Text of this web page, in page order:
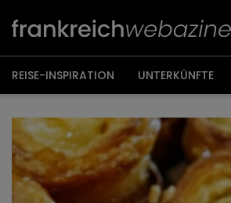
Inhalt
REISE-INSPIRATION UNTERKÜNFTE